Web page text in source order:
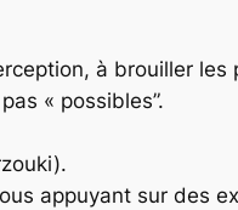
à brouiller
« possibles”.
appuyant sur des